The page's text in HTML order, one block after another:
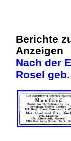
Berichte
Anzeigen
Nach der
Rosel